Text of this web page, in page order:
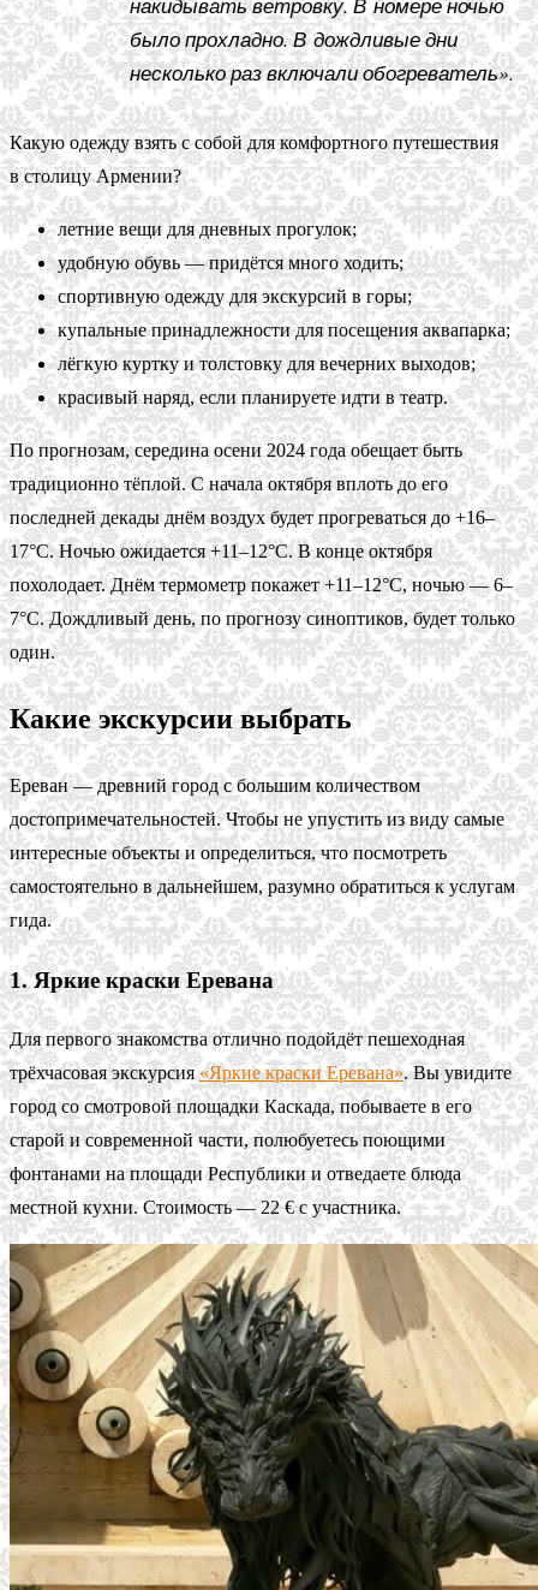
накидывать ветровку. В номере ночью
было прохладно. В дождливые дни
несколько раз включали обогреватель».
Какую одежду взять с собой для комфортного путешествия
в столицу Армении?
летние вещи для дневных прогулок;
удобную обувь — придётся много ходить;
спортивную одежду для экскурсий в горы;
купальные принадлежности для посещения аквапарка;
лёгкую куртку и толстовку для вечерних выходов;
красивый наряд, если планируете идти в театр.
По прогнозам, середина осени 2024 года обещает быть
традиционно тёплой. С начала октября вплоть до его
последней декады днём воздух будет прогреваться до +16–
17°C. Ночью ожидается +11–12°C. В конце октября
похолодает. Днём термометр покажет +11–12°C, ночью — 6–
7°C. Дождливый день, по прогнозу синоптиков, будет только
один.
Какие экскурсии выбрать
Ереван — древний город с большим количеством
достопримечательностей. Чтобы не упустить из виду самые
интересные объекты и определиться, что посмотреть
самостоятельно в дальнейшем, разумно обратиться к услугам
гида.
1. Яркие краски Еревана
Для первого знакомства отлично подойдёт пешеходная
трёхчасовая экскурсия«Яркие краски Еревана». Вы увидите
город со смотровой площадки Каскада, побываете в его
старой и современной части, полюбуетесь поющими
фонтанами на площади Республики и отведаете блюда
местной кухни. Стоимость — 22 € с участника.